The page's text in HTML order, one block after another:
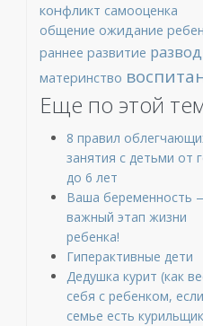
конфликт самооценка
общение ожидание
раннее развитие развод
материнство
Еще по этой
8 правил
занятия с детьми от
до 6 лет
Ваша беременность
важный этап жизни
ребенка!
Гиперактивные дети
Дедушка курит (как
себя с ребенком,
семье есть